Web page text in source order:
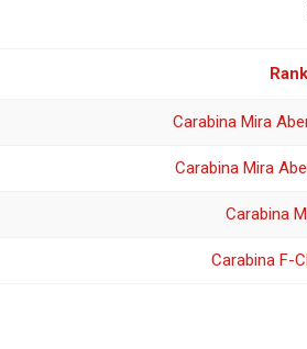
Carabina Mira
Carabina Mira
Carabina
Carabina F-